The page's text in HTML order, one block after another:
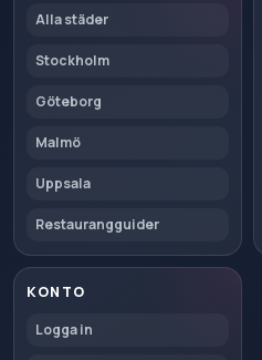
Alla städer
Stockholm
Göteborg
Malmö
Uppsala
Restaurangguider
KONTO
Logga in